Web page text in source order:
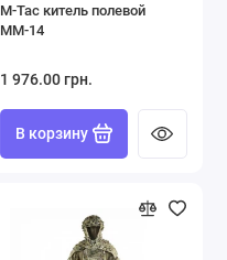
M-Tac китель полевой
ММ-14
1 976.00 грн.
В корзину